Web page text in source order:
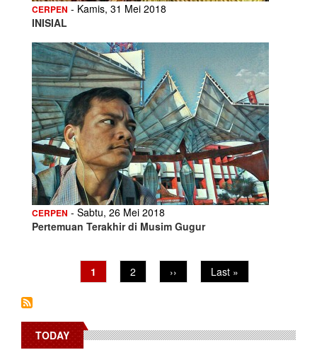
CERPEN - Kamis, 31 Mei 2018
INISIAL
CERPEN - Sabtu, 26 Mei 2018
Pertemuan Terakhir di Musim Gugur
Current
page
1 Page
2
Next
page
››
Last
page
Last »
TODAY